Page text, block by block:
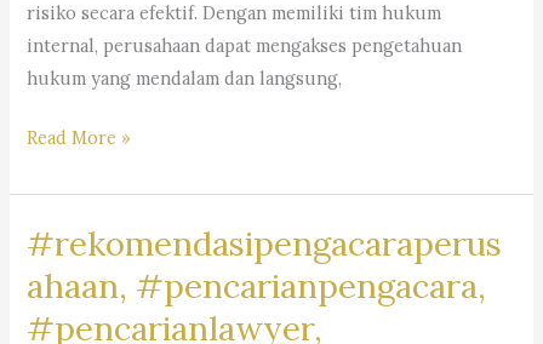
risiko secara efektif. Dengan memiliki tim hukum
internal, perusahaan dapat mengakses pengetahuan
hukum yang mendalam dan langsung,
#rekomendasikantorhukumbisnis,
#jasapengacaraperusahaan,
#pencariankantoradvokat,
Read More »
#rekomendasipengacaraperus
ahaan, #pencarianpengacara,
#pencarianlawyer,